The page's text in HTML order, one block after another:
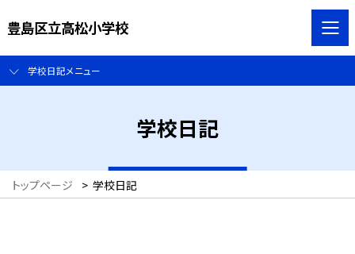
豊島区立高松小学校
学校日記メニュー
学校日記
トップページ > 学校日記